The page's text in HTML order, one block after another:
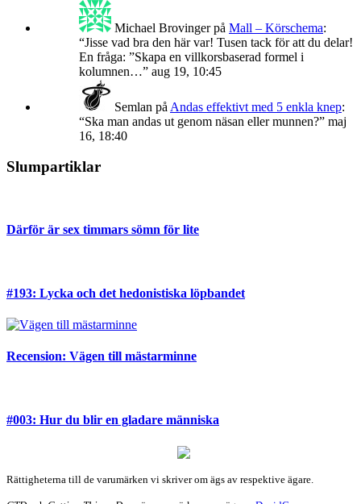
Michael Brovingerpå Mall – Körschema:
“Jisse vad bra den här var! Tusen tack för att du delar!
En fråga: ”Skapa en villkorsbaserad formel i
kolumnen…” aug 19, 10:45
Semlan på Andas effektivt med 5 enkla knep:
“Ska man andas ut genom näsan eller munnen?” maj
16, 18:40
Slumpartiklar
Därför är sex timmars sömn för lite
#193: Lycka och det hedonistiska löpbandet
Recension: Vägen till mästarminne
#003: Hur du blir en gladare människa
Rättigheterna till de varumärken vi skriver om ägs av respektive ägare.